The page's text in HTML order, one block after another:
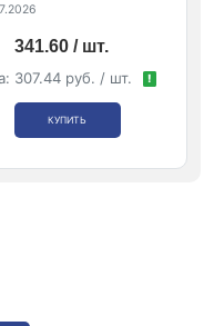
341.60 / шт.
307.44 руб. / шт. !
КУПИТЬ